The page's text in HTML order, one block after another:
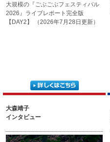
大規模の『ごぶごぶフェスティバル
2026』 ライブレポート完全版
【DAY2】
（2026年7月28日更新）
大森靖子
インタビュー